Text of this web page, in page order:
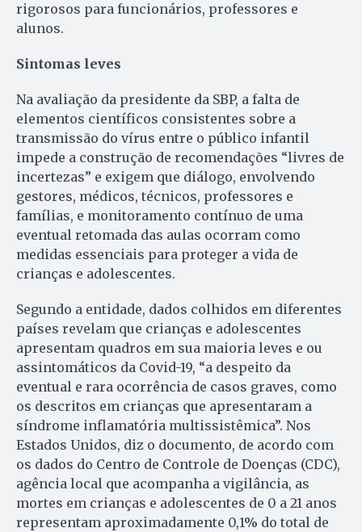
rigorosos para funcionários, professores e
alunos.
Sintomas leves
Na avaliação da presidente da SBP, a falta de
elementos científicos consistentes sobre a
transmissão do vírus entre o público infantil
impede a construção de recomendações “livres de
incertezas” e exigem que diálogo, envolvendo
gestores, médicos, técnicos, professores e
famílias, e monitoramento contínuo de uma
eventual retomada das aulas ocorram como
medidas essenciais para proteger a vida de
crianças e adolescentes.
Segundo a entidade, dados colhidos em diferentes
países revelam que crianças e adolescentes
apresentam quadros em sua maioria leves e ou
assintomáticos da Covid-19, “a despeito da
eventual e rara ocorrência de casos graves, como
os descritos em crianças que apresentaram a
síndrome inflamatória multissistêmica”. Nos
Estados Unidos, diz o documento, de acordo com
os dados do Centro de Controle de Doenças (CDC),
agência local que acompanha a vigilância, as
mortes em crianças e adolescentes de 0 a 21 anos
representam aproximadamente 0,1% do total de